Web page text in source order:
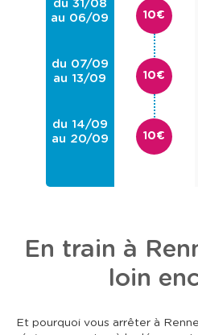
du 31/08
au 06/09
du 07/09
au 13/09
du 14/09
au 20/09
10€
10€
10€
En train à
loin
Et pourquoi vous arrêter à